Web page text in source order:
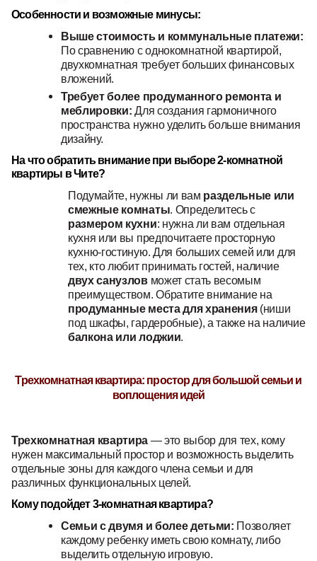
Особенности и возможные минусы:
Выше стоимость и коммунальные платежи:
По сравнению с однокомнатной квартирой,
двухкомнатная требует больших финансовых
вложений.
Требует более продуманного ремонта и
меблировки: Для создания гармоничного
пространства нужно уделить больше внимания
дизайну.
На что обратить внимание при выборе 2-комнатной
квартиры в Чите?
Подумайте, нужны ли вам раздельные или
смежные комнаты. Определитесь с
размером кухни: нужна ли вам отдельная
кухня или вы предпочитаете просторную
кухню-гостиную. Для больших семей или для
тех, кто любит принимать гостей, наличие
двух санузловможет стать весомым
преимуществом. Обратите внимание на
продуманные места для хранения(ниши
под шкафы, гардеробные), а также на наличие
балкона или лоджии.
Трехкомнатная квартира: простор для большой семьи и
воплощения идей
Трехкомнатная квартира— это выбор для тех, кому
нужен максимальный простор и возможность выделить
отдельные зоны для каждого члена семьи и для
различных функциональных целей.
Кому подойдет 3-комнатная квартира?
Семьи с двумя и более детьми: Позволяет
каждому ребенку иметь свою комнату, либо
выделить отдельную игровую.